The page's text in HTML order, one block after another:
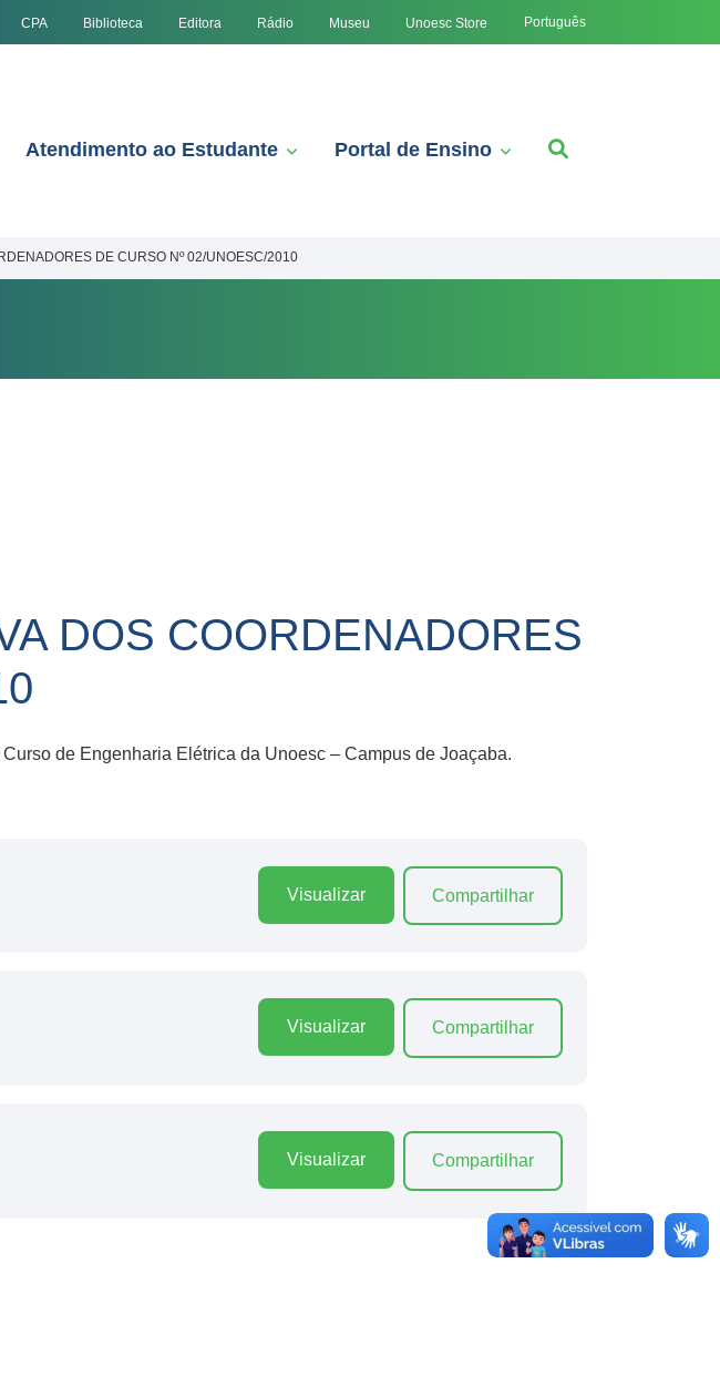
CPA Biblioteca Editora Rádio Museu Unoesc Store Português
Atendimento ao Estudante Portal de Ensino
DE CURSO Nº 02/UNOESC/2010
DOS COORDENADORES
de Engenharia Elétrica da Unoesc – Campus de Joaçaba.
Visualizar Compartilhar
Visualizar Compartilhar
Visualizar Compartilhar